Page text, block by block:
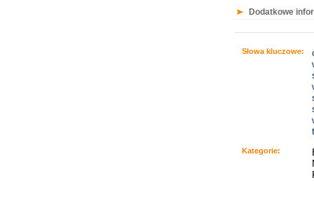
Dodatkowe
Słowa kluczowe:
Kategorie: